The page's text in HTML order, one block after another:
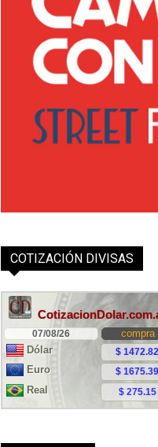
COTIZACIÓN DIVISAS